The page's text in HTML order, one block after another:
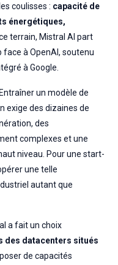
coulisses : capacité de
énergétiques,
ce terrain, Mistral AI part
face à OpenAI, soutenu
à Google.
un modèle de
exige des dizaines de
des
complexes et une
niveau. Pour une start-
une telle
autant que
a fait un choix
des datacenters situés
de capacités